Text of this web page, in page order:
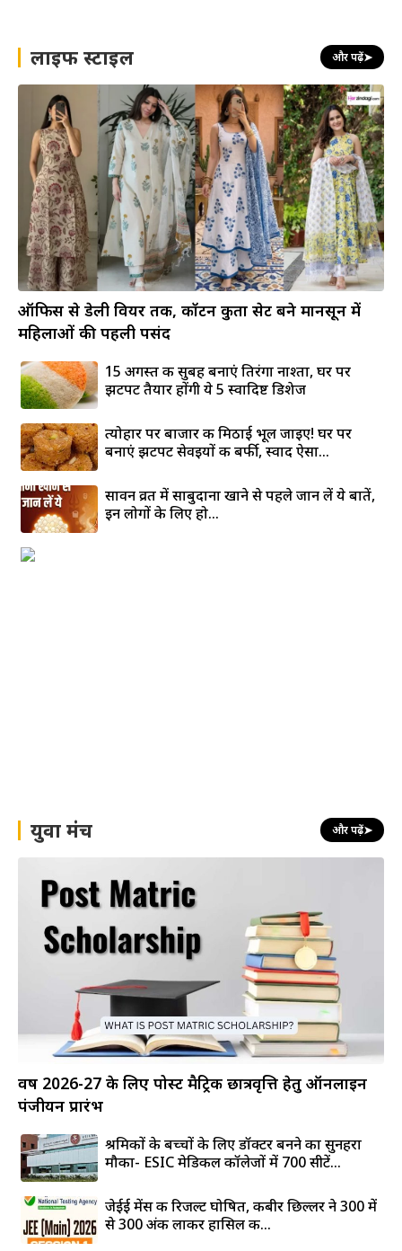
लाइफ स्टाइल और पढ़ें➤
ऑफिस से डेली वियर तक, कॉटन कुर्ता सेट बने मानसून में
महिलाओं की पहली पसंद
15 अगस्त की सुबह बनाएं तिरंगा नाश्ता, घर पर
झटपट तैयार होंगी ये 5 स्वादिष्ट डिशेज
त्योहार पर बाजार की मिठाई भूल जाइए! घर पर
बनाएं झटपट सेवइयों की बर्फी, स्वाद ऐसा...
सावन व्रत में साबुदाना खाने से पहले जान लें ये बातें,
इन लोगों के लिए हो...
युवा मंच और पढ़ें➤
वर्ष 2026-27 के लिए पोस्ट मैट्रिक छात्रवृत्ति हेतु ऑनलाइन
पंजीयन प्रारंभ
श्रमिकों के बच्चों के लिए डॉक्टर बनने का सुनहरा
मौका- ESIC मेडिकल कॉलेजों में 700 सीटें...
जेईई मेंस की रिजल्ट घोषित, कबीर छिल्लर ने 300 में
से 300 अंक लाकर हासिल की...